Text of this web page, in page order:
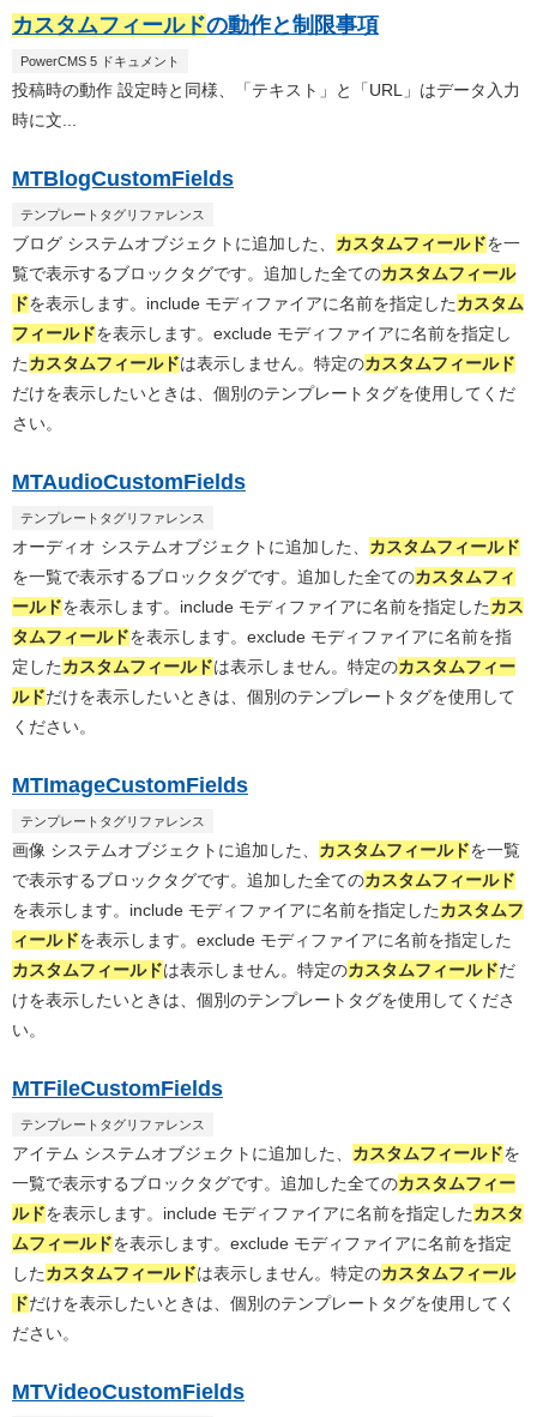
カスタムフィールドの動作と制限事項
PowerCMS 5 ドキュメント
投稿時の動作 設定時と同様、「テキスト」と「URL」はデータ入力
時に文...
MTBlogCustomFields
テンプレートタグリファレンス
ブログ システムオブジェクトに追加した、 カスタムフィールドを一
覧で表示するブロックタグです。追加した全てのカスタムフィール
ドを表示します。include モディファイアに名前を指定したカスタム
フィールドを表示します。exclude モディファイアに名前を指定し
たカスタムフィールドは表示しません。特定のカスタムフィールド
だけを表示したいときは、個別のテンプレートタグを使用してくだ
さい。
MTAudioCustomFields
テンプレートタグリファレンス
オーディオ システムオブジェクトに追加した、 カスタムフィールド
を一覧で表示するブロックタグです。追加した全てのカスタムフィ
ールドを表示します。include モディファイアに名前を指定したカス
タムフィールドを表示します。exclude モディファイアに名前を指
定したカスタムフィールドは表示しません。特定のカスタムフィー
ルドだけを表示したいときは、個別のテンプレートタグを使用して
ください。
MTImageCustomFields
テンプレートタグリファレンス
画像 システムオブジェクトに追加した、 カスタムフィールドを一覧
で表示するブロックタグです。追加した全てのカスタムフィールド
を表示します。include モディファイアに名前を指定したカスタムフ
ィールドを表示します。exclude モディファイアに名前を指定した
カスタムフィールドは表示しません。特定のカスタムフィールドだ
けを表示したいときは、個別のテンプレートタグを使用してくださ
い。
MTFileCustomFields
テンプレートタグリファレンス
アイテム システムオブジェクトに追加した、 カスタムフィールドを
一覧で表示するブロックタグです。追加した全てのカスタムフィー
ルドを表示します。include モディファイアに名前を指定したカスタ
ムフィールドを表示します。exclude モディファイアに名前を指定
したカスタムフィールドは表示しません。特定のカスタムフィール
ドだけを表示したいときは、個別のテンプレートタグを使用してく
ださい。
MTVideoCustomFields